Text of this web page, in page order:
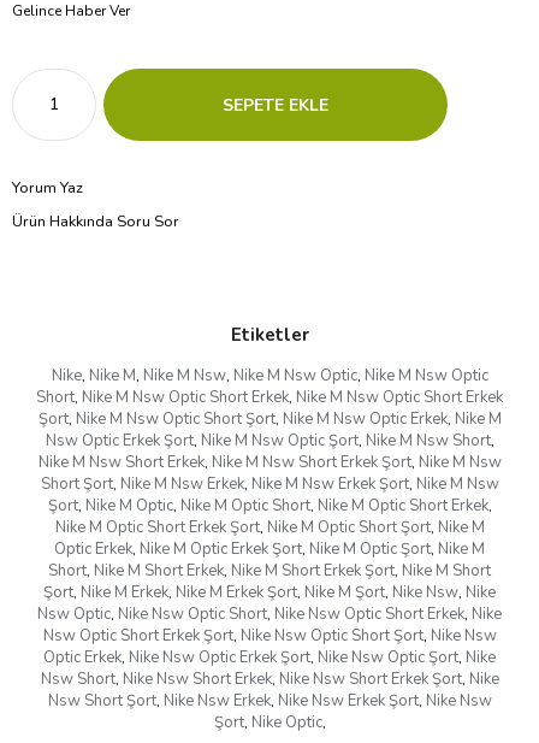
Gelince Haber Ver
Yorum Yaz
Ürün Hakkında Soru Sor
Etiketler
Nike, Nike M, Nike M Nsw, Nike M Nsw Optic, Nike M Nsw Optic
Short, Nike M Nsw Optic Short Erkek, Nike M Nsw Optic Short Erkek
Şort, Nike M Nsw Optic Short Şort, Nike M Nsw Optic Erkek, Nike M
Nsw Optic Erkek Şort, Nike M Nsw Optic Şort, Nike M Nsw Short,
Nike M Nsw Short Erkek, Nike M Nsw Short Erkek Şort, Nike M Nsw
Short Şort, Nike M Nsw Erkek, Nike M Nsw Erkek Şort, Nike M Nsw
Şort, Nike M Optic, Nike M Optic Short, Nike M Optic Short Erkek,
Nike M Optic Short Erkek Şort, Nike M Optic Short Şort, Nike M
Optic Erkek, Nike M Optic Erkek Şort, Nike M Optic Şort, Nike M
Short, Nike M Short Erkek, Nike M Short Erkek Şort, Nike M Short
Şort, Nike M Erkek, Nike M Erkek Şort, Nike M Şort, Nike Nsw, Nike
Nsw Optic, Nike Nsw Optic Short, Nike Nsw Optic Short Erkek, Nike
Nsw Optic Short Erkek Şort, Nike Nsw Optic Short Şort, Nike Nsw
Optic Erkek, Nike Nsw Optic Erkek Şort, Nike Nsw Optic Şort, Nike
Nsw Short, Nike Nsw Short Erkek, Nike Nsw Short Erkek Şort, Nike
Nsw Short Şort, Nike Nsw Erkek, Nike Nsw Erkek Şort, Nike Nsw
Şort, Nike Optic,